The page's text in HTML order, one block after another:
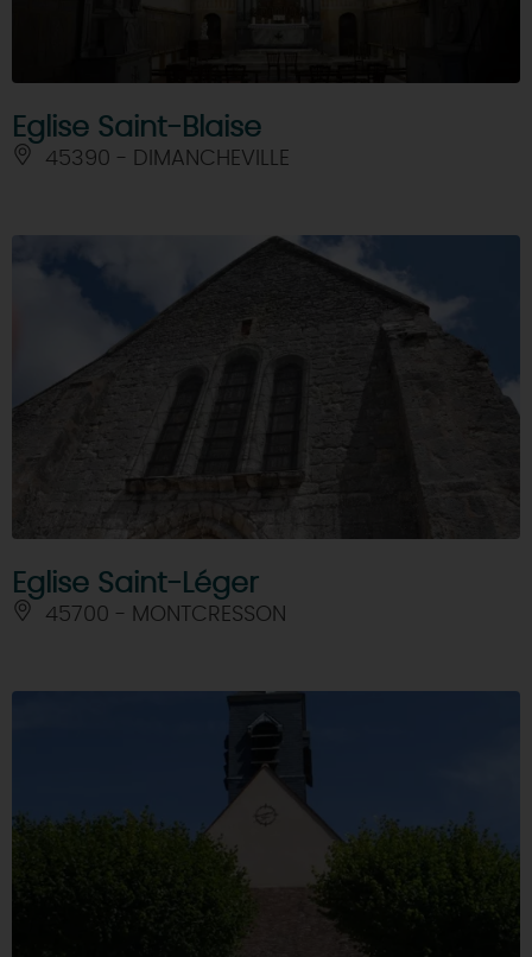
Eglise Saint-Blaise
45390 - DIMANCHEVILLE
Eglise Saint-Léger
45700 - MONTCRESSON